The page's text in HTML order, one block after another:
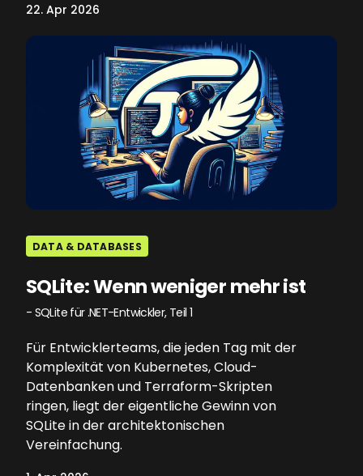
22. Apr 2026
DATA & DATABASES
SQLite: Wenn weniger mehr ist
- SQLite für .NET-Entwickler, Teil 1
Für Entwicklerteams, die jeden Tag mit der
Komplexität von Kubernetes, Cloud-
Datenbanken und Terraform-Skripten
ringen, liegt der eigentliche Gewinn von
SQLite in der architektonischen
Vereinfachung.